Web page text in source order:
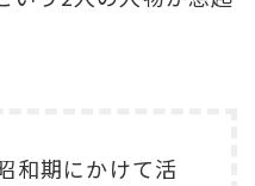
和期にかけて活